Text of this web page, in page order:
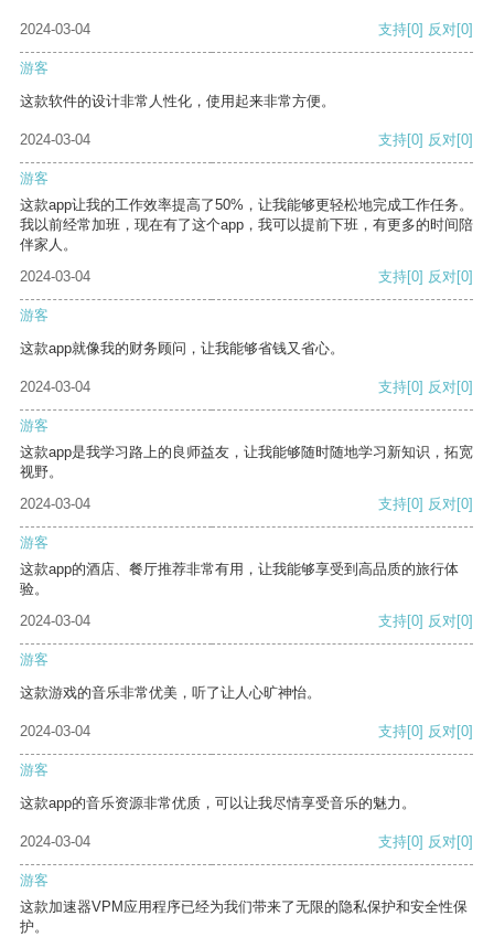
2024-03-04 支持[0] 反对[0]
游客
这款软件的设计非常人性化，使用起来非常方便。
2024-03-04 支持[0] 反对[0]
游客
这款app让我的工作效率提高了50%，让我能够更轻松地完成工作任务。
我以前经常加班，现在有了这个app，我可以提前下班，有更多的时间陪
伴家人。
2024-03-04
支持[0] 反对[0]
游客
这款app就像我的财务顾问，让我能够省钱又省心。
2024-03-04 支持[0] 反对[0]
游客
这款app是我学习路上的良师益友，让我能够随时随地学习新知识，拓宽
视野。
2024-03-04
支持[0] 反对[0]
游客
这款app的酒店、餐厅推荐非常有用，让我能够享受到高品质的旅行体
验。
2024-03-04
支持[0] 反对[0]
游客
这款游戏的音乐非常优美，听了让人心旷神怡。
2024-03-04 支持[0] 反对[0]
游客
这款app的音乐资源非常优质，可以让我尽情享受音乐的魅力。
2024-03-04 支持[0] 反对[0]
游客
这款加速器VPM应用程序已经为我们带来了无限的隐私保护和安全性保
护。